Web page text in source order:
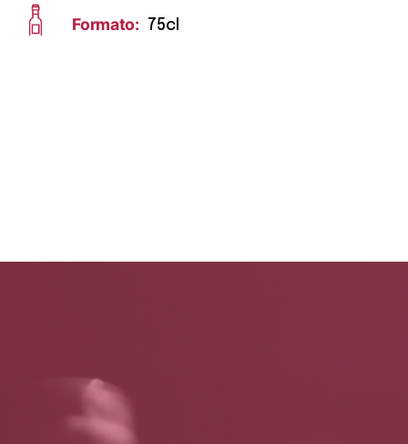
Formato: 75cl